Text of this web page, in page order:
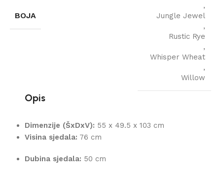
BOJA
,
Jungle Jewel
,
Rustic Rye
,
Whisper Wheat
,
Willow
Opis
Dimenzije (ŠxDxV): 55 x 49.5 x 103 cm
Visina sjedala: 76 cm
Dubina sjedala: 50 cm